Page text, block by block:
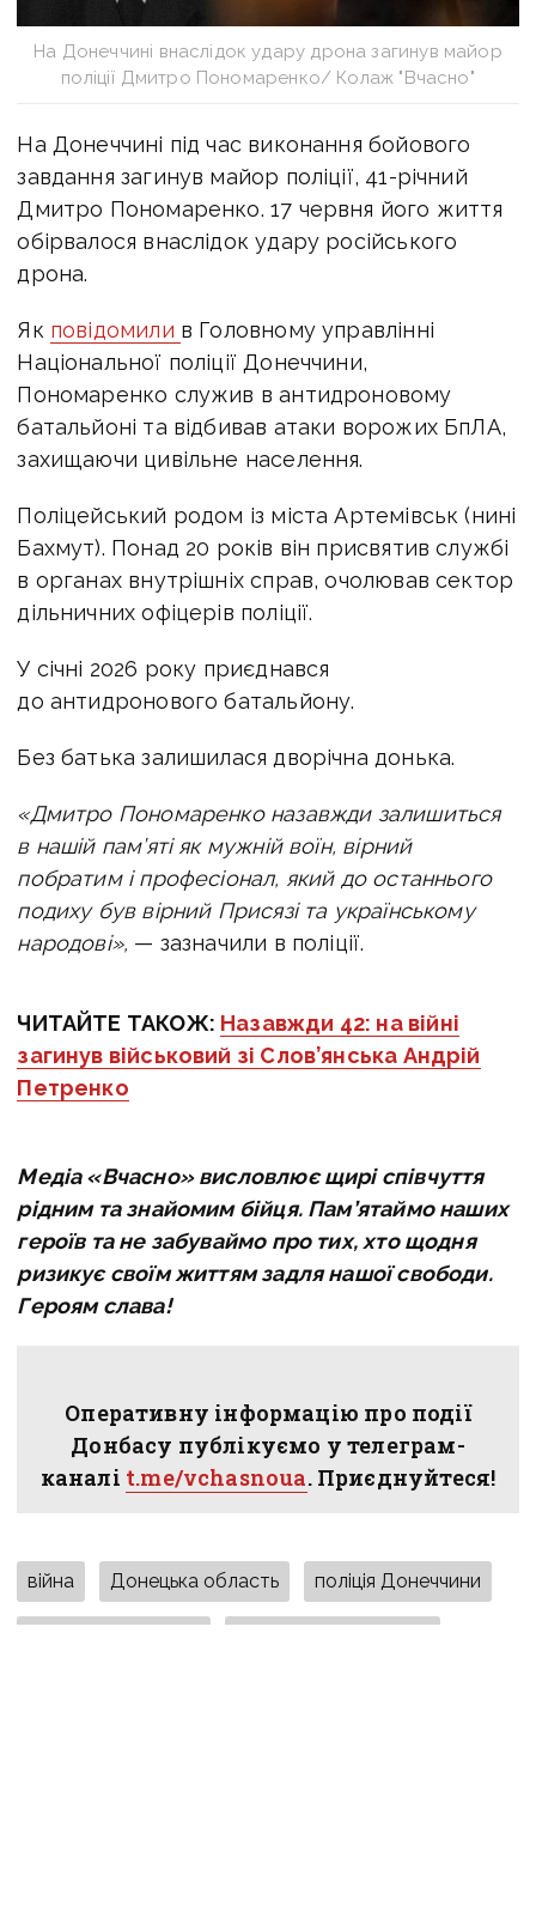
На Донеччині внаслідок удару дрона загинув майор
поліції Дмитро Пономаренко/ Колаж "Вчасно"
На Донеччині під час виконання бойового
завдання загинув майор поліції, 41-річний
Дмитро Пономаренко. 17 червня його життя
обірвалося внаслідок удару російського
дрона.
Як повідомили в Головному управлінні
Національної поліції Донеччини,
Пономаренко служив в антидроновому
батальйоні та відбивав атаки ворожих БпЛА,
захищаючи цивільне населення.
Поліцейський родом із міста Артемівськ (нині
Бахмут). Понад 20 років він присвятив службі
в органах внутрішніх справ, очолював сектор
дільничних офіцерів поліції.
У січні 2026 року приєднався
до антидронового батальйону.
Без батька залишилася дворічна донька.
«Дмитро Пономаренко назавжди залишиться
в нашій пам’яті як мужній воїн, вірний
побратим і професіонал, який до останнього
подиху був вірний Присязі та українському
народові», — зазначили в поліції.
ЧИТАЙТЕ ТАКОЖ: Назавжди 42: на війні
загинув військовий зі Слов’янська Андрій
Петренко
Медіа «Вчасно» висловлює щирі співчуття
рідним та знайомим бійця. Пам’ятаймо наших
героїв та не забуваймо про тих, хто щодня
ризикує своїм життям задля нашої свободи.
Героям слава!
Оперативну інформацію про події
Донбасу публікуємо у телеграм-
каналі t.me/vchasnoua. Приєднуйтеся!
війна Донецька область поліція Донеччини